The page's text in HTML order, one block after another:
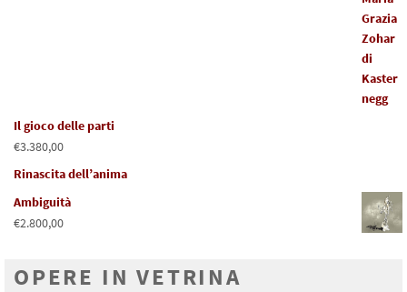
Il gioco delle parti
€3.380,00
Rinascita dell’anima
Ambiguità
€2.800,00
OPERE IN VETRINA